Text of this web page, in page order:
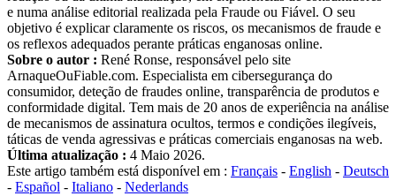
e numa análise editorial realizada pela Fraude ou Fiável. O seu
objetivo é explicar claramente os riscos, os mecanismos de fraude e
os reflexos adequados perante práticas enganosas online.
Sobre o autor : René Ronse, responsável pelo site
ArnaqueOuFiable.com. Especialista em cibersegurança do
consumidor, deteção de fraudes online, transparência de produtos e
conformidade digital. Tem mais de 20 anos de experiência na análise
de mecanismos de assinatura ocultos, termos e condições ilegíveis,
táticas de venda agressivas e práticas comerciais enganosas na web.
Última atualização : 4 Maio 2026.
Este artigo também está disponível em : Français - English - Deutsch
- Español - Italiano - Nederlands